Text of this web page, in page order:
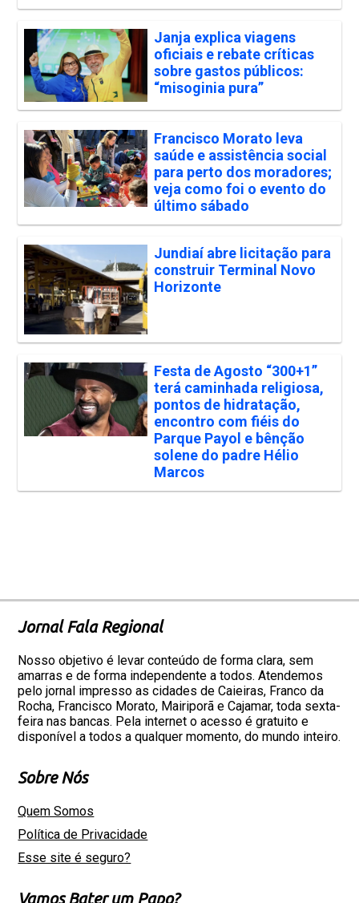
Janja explica viagens
oficiais e rebate críticas
sobre gastos públicos:
“misoginia pura”
Francisco Morato leva
saúde e assistência social
para perto dos moradores;
veja como foi o evento do
último sábado
Jundiaí abre licitação para
construir Terminal Novo
Horizonte
Festa de Agosto “300+1”
terá caminhada religiosa,
pontos de hidratação,
encontro com fiéis do
Parque Payol e bênção
solene do padre Hélio
Marcos
Jornal Fala Regional
Nosso objetivo é levar conteúdo de forma clara, sem
amarras e de forma independente a todos. Atendemos
pelo jornal impresso as cidades de Caieiras, Franco da
Rocha, Francisco Morato, Mairiporã e Cajamar, toda sexta-
feira nas bancas. Pela internet o acesso é gratuito e
disponível a todos a qualquer momento, do mundo inteiro.
Sobre Nós
Quem Somos
Política de Privacidade
Esse site é seguro?
Vamos Bater um Papo?